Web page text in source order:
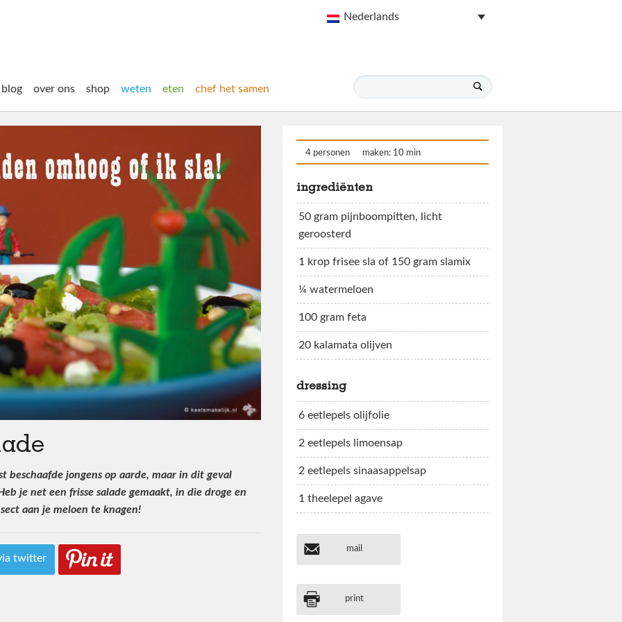
blog over ons shop weten eten chef het samen
Nederlands
beschaafde jongens op aarde, maar in dit geval
je net een frisse salade gemaakt, in die droge en
aan je meloen te knagen!
twitter
4 personen maken: 10 min
ingrediënten
50 gram pijnboompitten, licht
geroosterd
1 krop frisee sla of 150 gram slamix
¼ watermeloen
100 gram feta
20 kalamata olijven
dressing
6 eetlepels olijfolie
2 eetlepels limoensap
2 eetlepels sinaasappelsap
1 theelepel agave
mail
print